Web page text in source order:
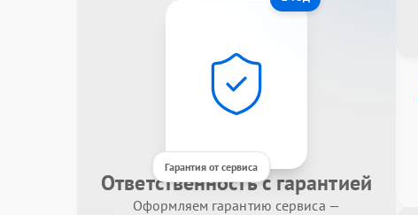
Гарантия от сервиса
Ответственность с гарантией
Оформляем гарантию сервиса —